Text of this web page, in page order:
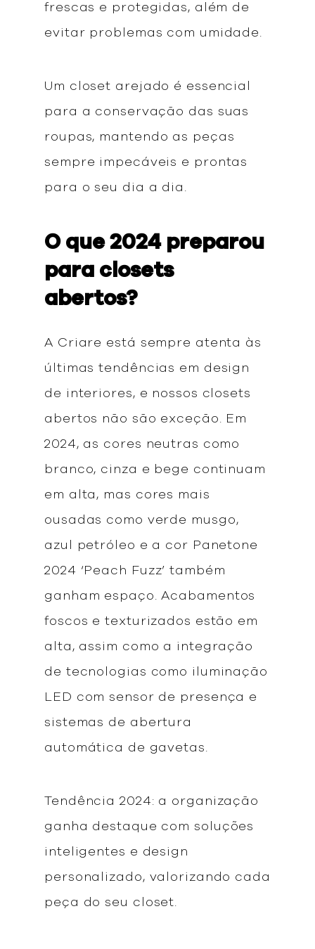
frescas e protegidas, além de
evitar problemas com umidade.
Um closet arejado é essencial
para a conservação das suas
roupas, mantendo as peças
sempre impecáveis e prontas
para o seu dia a dia.
O que 2024 preparou
para closets
abertos?
A Criare está sempre atenta às
últimas tendências em design
de interiores, e nossos closets
abertos não são exceção. Em
2024, as cores neutras como
branco, cinza e bege continuam
em alta, mas cores mais
ousadas como verde musgo,
azul petróleo e a cor Panetone
2024 ‘Peach Fuzz’ também
ganham espaço. Acabamentos
foscos e texturizados estão em
alta, assim como a integração
de tecnologias como iluminação
LED com sensor de presença e
sistemas de abertura
automática de gavetas.
Tendência 2024: a organização
ganha destaque com soluções
inteligentes e design
personalizado, valorizando cada
peça do seu closet.